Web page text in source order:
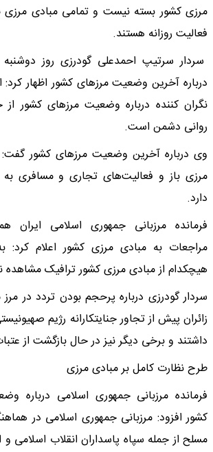
مرزی کشور بسته نیست و تمامی مبادی مرزی
فعالیت روزانه هستند.
سردار سرتیپ احمدعلی گودرزی روز دوشنبه
درباره آخرین وضعیت مرزهای کشور اظهار
نگران کننده درباره وضعیت مرزهای کشور
روانی دشمن است.
وی درباره آخرین وضعیت مرزهای کشور گفت:
مرزی باز و فعالیت‌های تجاری و مسافری
دارد.
فرمانده مرزبانی جمهوری اسلامی ایران
مراجعات به مبادی مرزی کشور اعلام کرد:
هیچکدام از مبادی مرزی کشور ترافیک
سردار گودرزی درباره پرحجم بودن تردد در
زائران پیش از تجاور جنایتکارانه رژیم
داشتند و برخی دیگر نیز در حال بازگشت از
طرح نظارت کامل بر مبادی مرزی
فرمانده مرزبانی جمهوری اسلامی درباره
کشور افزود: مرزبانی جمهوری اسلامی در
مسلح از جمله سپاه پاسداران انقلاب اسلامی